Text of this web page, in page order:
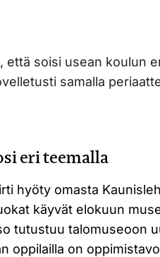
että soisi usean koulun
samalla
eri teemalla
hyöty omasta
käyvät elokuun
tutustuu talomuseoon
oppilailla on